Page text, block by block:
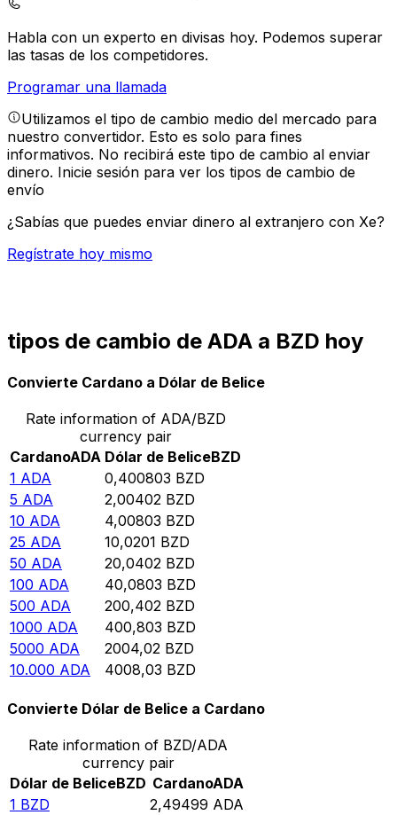
Habla con un experto en divisas hoy. Podemos superar
las tasas de los competidores.
Programar una llamada
Utilizamos el tipo de cambio medio del mercado para
nuestro convertidor. Esto es solo para fines
informativos. No recibirá este tipo de cambio al enviar
dinero. Inicie sesión para ver los tipos de cambio de
envío
¿Sabías que puedes enviar dinero al extranjero con Xe?
Regístrate hoy mismo
tipos de cambio de ADA a BZD hoy
Convierte Cardano a Dólar de Belice
Rate information of ADA/BZD
currency pair
CardanoADA Dólar de BeliceBZD
1 ADA 0,400803 BZD
5 ADA 2,00402 BZD
10 ADA 4,00803 BZD
25 ADA 10,0201 BZD
50 ADA 20,0402 BZD
100 ADA 40,0803 BZD
500 ADA 200,402 BZD
1000 ADA 400,803 BZD
5000 ADA 2004,02 BZD
10.000 ADA 4008,03 BZD
Convierte Dólar de Belice a Cardano
Rate information of BZD/ADA
currency pair
Dólar de BeliceBZD CardanoADA
1 BZD 2,49499 ADA